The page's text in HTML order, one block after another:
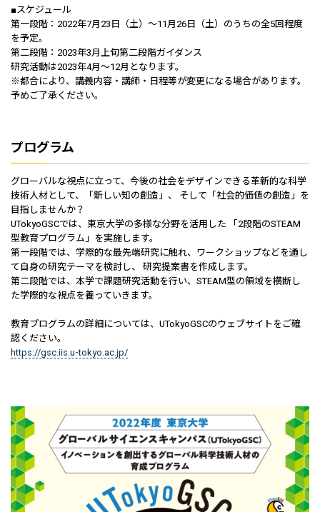
■スケジュール
第一段階：2022年7月23日（土）～11月26日（土）のうちの全5回程度
を予定。
第二段階：2023年3月上旬第二段階ガイダンス
研究活動は2023年4月～12月となります。
※都合により、講義内容・講師・日程等が変更になる場合があります。
予めご了承ください。
プログラム
グローバルな視点に立って、今後の社会をデザインできる革新的な科学
技術人材として、「新しい知の創造」、 そして「社会的価値の創造」を
目指しませんか？
UTokyoGSCでは、東京大学の多様な分野を活用した 「2段階のSTEAM
型教育プログラム」を実施します。
第一段階では、学際的な最先端研究に触れ、ワークショップなどを通し
て自身の研究テーマを検討し、 研究提案書を作成します。
第二段階では、本学で課題研究活動を行い、STEAM型の領域を横断し
た学際的な視点を養っていきます。
教育プログラムの詳細については、UTokyoGSCのウェブサイトをご確
認ください。
https://gsc.iis.u-tokyo.ac.jp/